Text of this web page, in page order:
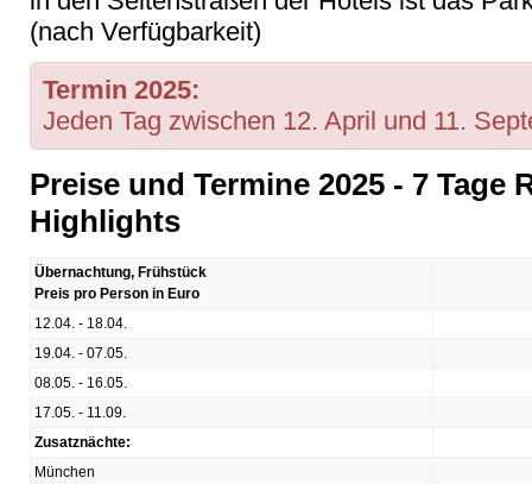
(nach Verfügbarkeit)
Termin 2025:
Jeden Tag zwischen 12. April und 11.
Preise und Termine 2025 - 7 Tage
Highlights
Übernachtung, Frühstück
Preis pro Person in Euro
12.04. - 18.04.
19.04. - 07.05.
08.05. - 16.05.
17.05. - 11.09.
Zusatznächte:
München